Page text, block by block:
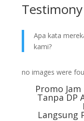
Testimony
Apa kata
kami?
no images were
Promo
Tanpa DP
Langsung